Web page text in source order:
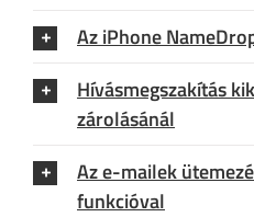
Az iPhone
Hívásmegszakítás
zárolásánál
Az e-mailek
funkcióval